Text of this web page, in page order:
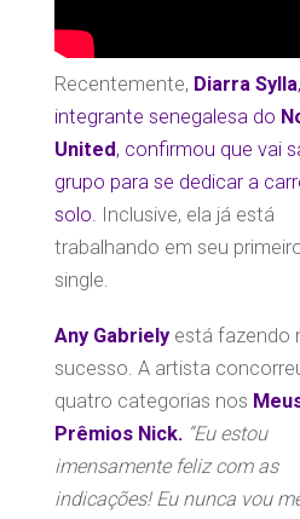
Recentemente, Diarra Sylla
integrante senegalesa do
United, confirmou que vai
grupo para se dedicar a
solo. Inclusive, ela já está
trabalhando em seu
single.
Any Gabrielyestá fazendo
sucesso. A artista
quatro categorias nos
Prêmios Nick. “Eu estou
imensamente feliz com as
indicações! Eu nunca vou